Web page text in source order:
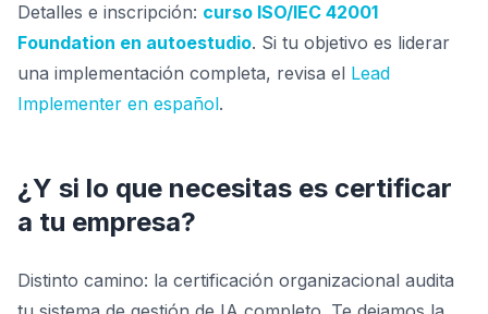
Detalles e inscripción: curso ISO/IEC 42001
Foundation en autoestudio. Si tu objetivo es liderar
una implementación completa, revisa el Lead
Implementer en español.
¿Y si lo que necesitas es certificar
a tu empresa?
Distinto camino: la certificación organizacional audita